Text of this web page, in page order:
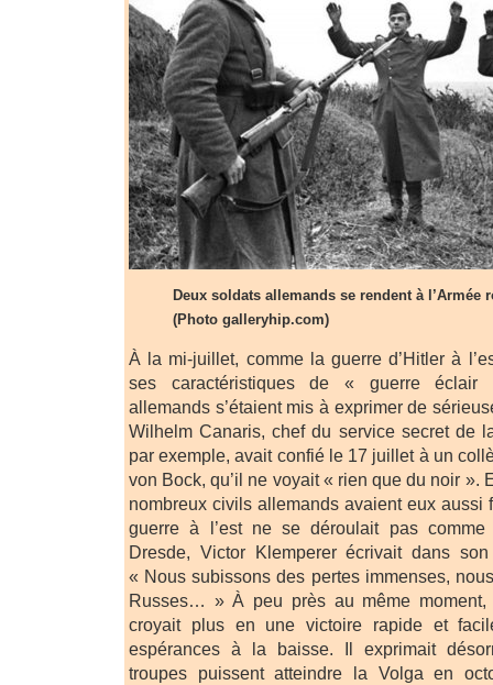
Deux soldats allemands se rendent à l’Armée
(Photo galleryhip.com)
À la mi-juillet, comme la guerre d’Hitler à
ses caractéristiques de « guerre éclair
allemands s’étaient mis à exprimer de
Wilhelm Canaris, chef du service secret de
par exemple, avait confié le 17 juillet à un
von Bock, qu’il ne voyait « rien que du noir ».
nombreux civils allemands avaient eux aussi
guerre à l’est ne se déroulait pas comme
Dresde, Victor Klemperer écrivait dans
« Nous subissons des pertes immenses,
Russes… » À peu près au même
croyait plus en une victoire rapide et
espérances à la baisse. Il exprimait
troupes puissent atteindre la Volga en